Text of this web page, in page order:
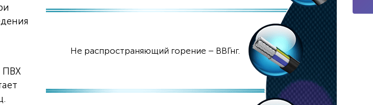
Не распространяющий горение – ВВГнг.
ПВХ